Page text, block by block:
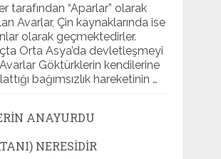
tarafından “Aparlar” olarak
Avarlar, Çin kaynaklarında ise
olarak geçmektedirler.
Orta Asya’da devletleşmeyi
Göktürklerin kendilerine
bağımsızlık hareketinin …
ANAYURDU
NERESIDIR